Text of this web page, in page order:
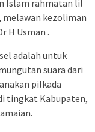
Islam rahmatan lil
melawan kezoliman
H Usman .
adalah untuk
suara dari
pilkada
tingkat Kabupaten,